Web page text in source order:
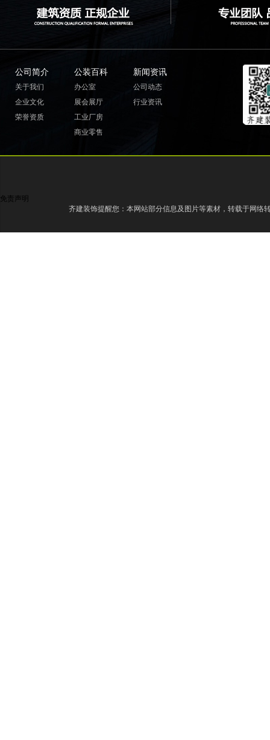
公司简介
关于我们
企业文化
荣誉资质
公装百科
办公室
展会展厅
工业厂房
商业零售
新闻资讯
公司动态
行业资讯
免责声明
齐建装饰提醒您：本网站部分信息及图片等素材，转载于网络